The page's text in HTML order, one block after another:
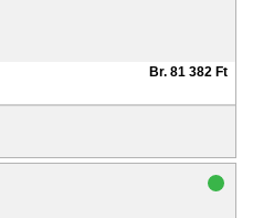
Br. 81 382 Ft